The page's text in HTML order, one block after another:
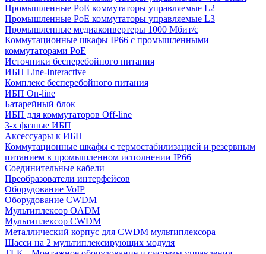
Промышленные PoE коммутаторы управляемые L2
Промышленные PoE коммутаторы управляемые L3
Промышленные медиаконвертеры 1000 Мбит/с
Коммутационные шкафы IP66 c промышленными
коммутаторами PoE
Источники бесперебойного питания
ИБП Line-Interactive
Комплекс бесперебойного питания
ИБП On-line
Батарейный блок
ИБП для коммутаторов Off-line
3-х фазные ИБП
Аксессуары к ИБП
Коммутационные шкафы с термостабилизацией и резервным
питанием в промышленном исполнении IP66
Соединительные кабели
Преобразователи интерфейсов
Оборудование VoIP
Оборудование CWDM
Мультиплекcор OADM
Мультиплексор CWDM
Металлический корпус для CWDM мультиплексора
Шасси на 2 мультиплексирующих модуля